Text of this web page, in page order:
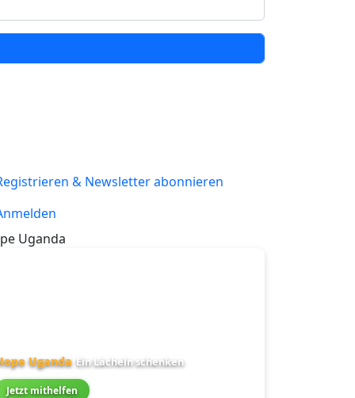
& Newsletter abonnieren
Uganda
Uganda Ein Lächeln schenken
Jetzt mithelfen